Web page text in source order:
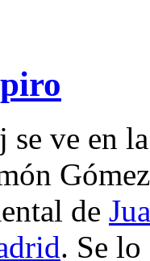
ve en
de
. Se lo